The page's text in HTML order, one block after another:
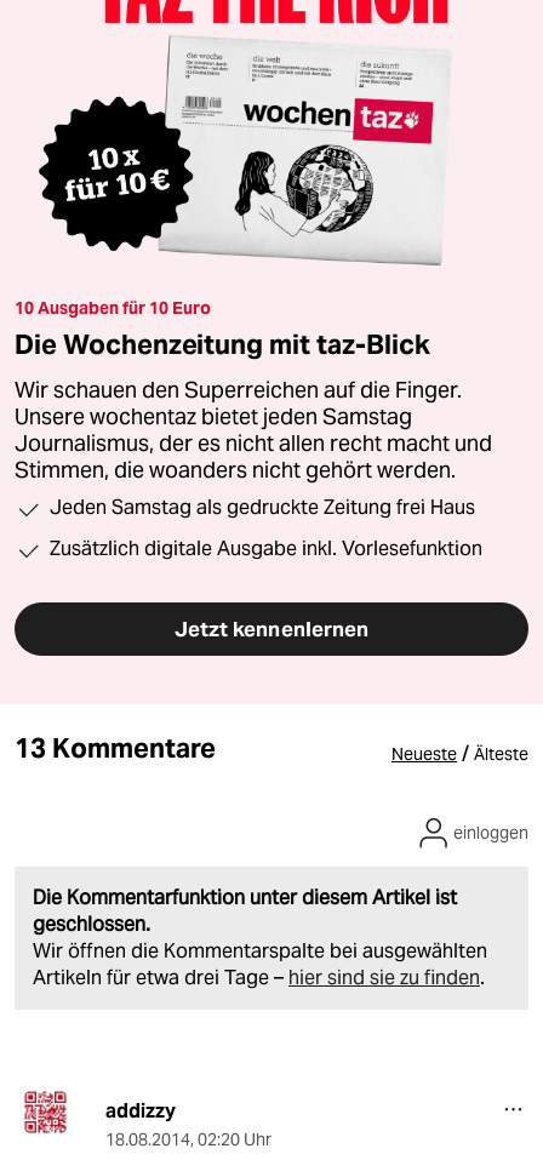
10 Ausgaben für 10 Euro
Die Wochenzeitung mit taz-Blick
Wir schauen den Superreichen auf die Finger.
Unsere wochentaz bietet jeden Samstag
Journalismus, der es nicht allen recht macht und
Stimmen, die woanders nicht gehört werden.
Jeden Samstag als gedruckte Zeitung frei Haus
Zusätzlich digitale Ausgabe inkl. Vorlesefunktion
Jetzt kennenlernen
13 Kommentare Neueste / Älteste
Die Kommentarfunktion unter diesem Artikel ist
geschlossen.
Wir öffnen die Kommentarspalte bei ausgewählten
Artikeln für etwa drei Tage – hier sind sie zu finden.
einloggen
addizzy
18.08.2014, 02:20 Uhr